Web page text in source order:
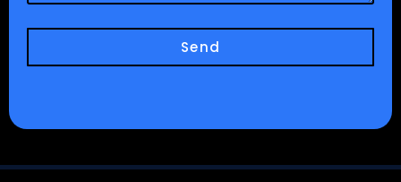
Send